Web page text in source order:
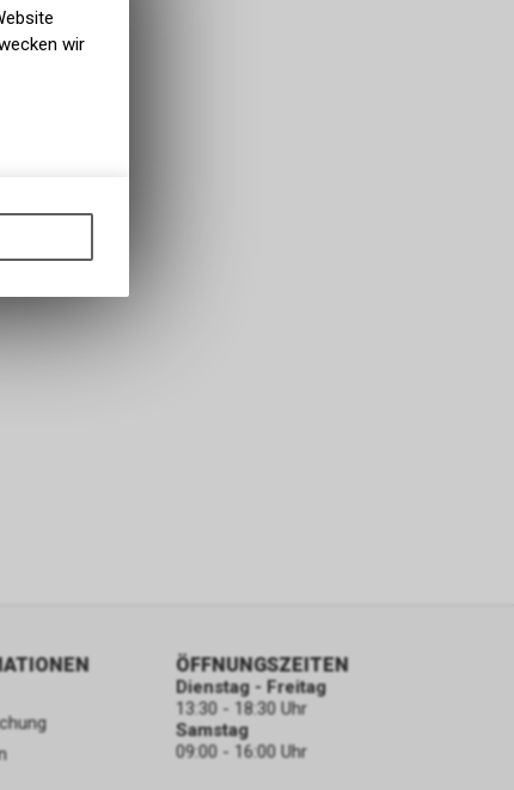
ÖFFNUNGSZEITEN
Dienstag - Freitag
13:30 - 18:30 Uhr
Samstag
09:00 - 16:00 Uhr
wir
wie die